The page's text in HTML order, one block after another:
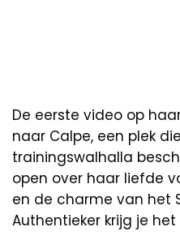
De eerste video op
naar Calpe, een plek
trainingswalhalla
open over haar liefde
en de charme van het
Authentieker krijg je het